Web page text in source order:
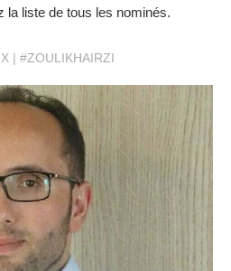
la liste de tous les nominés.
#ZOULIKHAIRZI